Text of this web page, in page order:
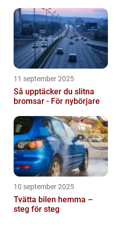
11 september 2025
Så upptäcker du slitna
bromsar - För nybörjare
10 september 2025
Tvätta bilen hemma –
steg för steg